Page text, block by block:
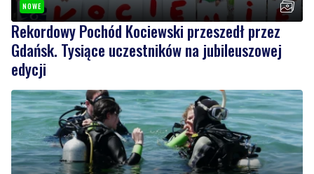
NOWE
Rekordowy Pochód Kociewski przeszedł przez
Gdańsk. Tysiące uczestników na jubileuszowej
edycji